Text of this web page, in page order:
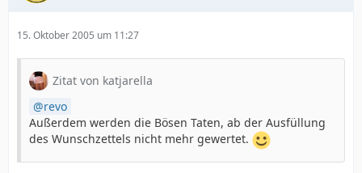
15. Oktober 2005 um 11:27
Zitat von katjarella
revo
Außerdem werden die Bösen Taten, ab der Ausfüllung
des Wunschzettels nicht mehr gewertet.